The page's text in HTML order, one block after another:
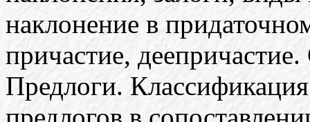
наклонение в
причастие,
Предлоги.